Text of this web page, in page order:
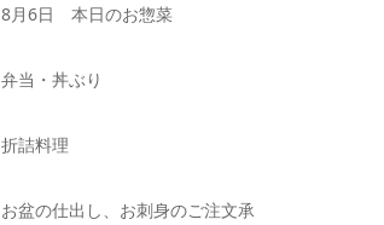
8月6日 本日のお惣菜
弁当・丼ぶり
折詰料理
お盆の仕出し、お刺身のご注文承